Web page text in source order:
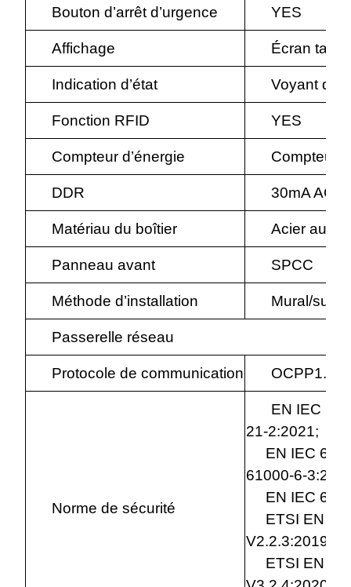
Bouton d’arrêt d’urgence YES
Affichage Écran
Indication d’état Voyant
Fonction RFID YES
Compteur d’énergie Compteur
DDR 30mA AC
Matériau du boîtier Acier au
Panneau avant SPCC
Méthode d’installation Mural/sur
Passerelle réseau
Protocole de communication
Norme de sécurité
EN IEC
21-2:2021;
EN IEC
61000-6-
EN IEC
ETSI EN 300
V2.2.3:2019;
ETSI EN 301